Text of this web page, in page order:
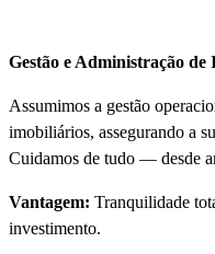
Gestão e Administração de
Assumimos a gestão
imobiliários, assegurando a
Cuidamos de tudo — desde
Vantagem: Tranquilidade
investimento.